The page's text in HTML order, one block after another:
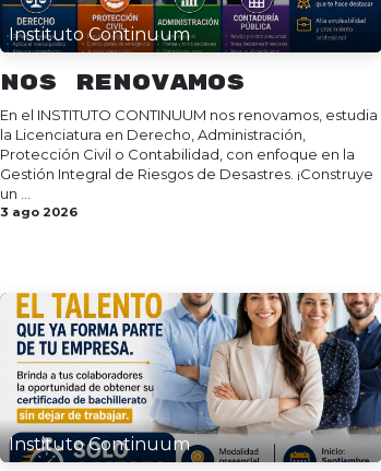
Instituto Continuum
Nos Renovamos
En el INSTITUTO CONTINUUM nos renovamos, estudia
la Licenciatura en Derecho, Administración,
Protección Civil o Contabilidad, con enfoque en la
Gestión Integral de Riesgos de Desastres. ¡Construye
un ...
3 ago 2026
Instituto Continuum